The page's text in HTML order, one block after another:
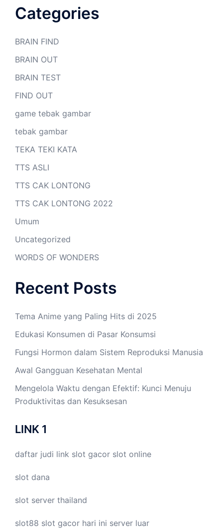
Categories
BRAIN FIND
BRAIN OUT
BRAIN TEST
FIND OUT
game tebak gambar
tebak gambar
TEKA TEKI KATA
TTS ASLI
TTS CAK LONTONG
TTS CAK LONTONG 2022
Umum
Uncategorized
WORDS OF WONDERS
Recent Posts
Tema Anime yang Paling Hits di 2025
Edukasi Konsumen di Pasar Konsumsi
Fungsi Hormon dalam Sistem Reproduksi Manusia
Awal Gangguan Kesehatan Mental
Mengelola Waktu dengan Efektif: Kunci Menuju
Produktivitas dan Kesuksesan
LINK 1
daftar judi link slot gacor slot online
slot dana
slot server thailand
slot88 slot gacor hari ini server luar